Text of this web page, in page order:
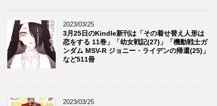
2023/03/25
3月25日のKindle新刊は「その着せ替え人形は
恋をする 11巻」「幼女戦記(27)」「機動戦士ガ
ンダム MSV-R ジョニー・ライデンの帰還(25)」
など511冊
2023/03/25